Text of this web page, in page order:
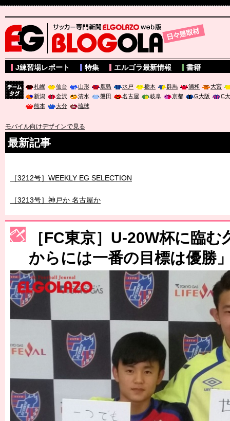
サッカー専門新聞ELGOLAZO web版 BLOGOLA
J練習場レポート 特集 エルゴラ最新情報 書籍
札幌 仙台 山形 鹿島 水戸 栃木 群馬 浦和
大宮
新潟
金沢 清水 磐田 名古屋 岐阜 京都 G大阪
C
熊本
大分 琉球
モバイル向けデザインで見る
最新記事
［3214号］WEST制覇
［3215号］WEEKLY EG SELECTION
［3216号］行く末占うラストワン
［3217号］最高の景色へ出国
［3218号］WEEKLY EG SELECTION
［3219号］特別な覇者へ 大逆転か連破か
［3220号］伝説の王者、黄金のシャーレ
［FC東京］U-20W杯に臨
からには一番の目標は優勝